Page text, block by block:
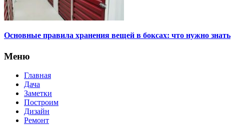
Основные правила хранения вещей в боксах: что нужно знать
Меню
Главная
Дача
Заметки
Построим
Дизайн
Ремонт